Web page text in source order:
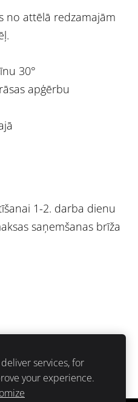
Ja papildus satura
nospiežot uz
no attēlā redzamajām
30°
apģērbu
1-2. darba dienu
saņemšanas brīža
services, for
your experience.